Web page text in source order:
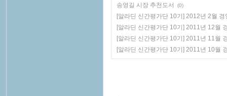
송영길 시장 추천도서 (0)
[알라딘 신간평가단 10기] 2012년 2월
[알라딘 신간평가단 10기] 2011년 12월
[알라딘 신간평가단 10기] 2011년 11월
[알라딘 신간평가단 10기] 2011년 10월